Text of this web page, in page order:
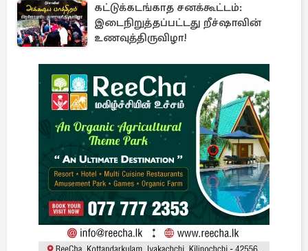
கட்டுக்கடங்காத சனக்கூட்டம்:
இடைநிறுத்தப்பட்டது றீச்ஷாவின்
உணவுத்திருவிழா!